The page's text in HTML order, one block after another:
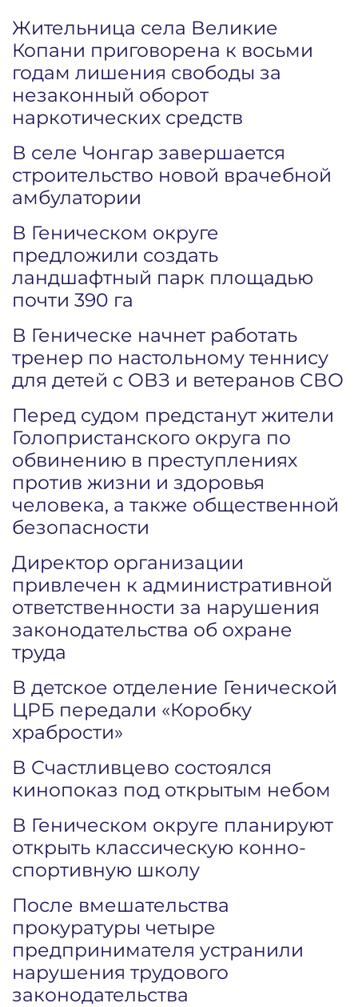
Жительница села Великие
Копани приговорена к восьми
годам лишения свободы за
незаконный оборот
наркотических средств
В селе Чонгар завершается
строительство новой врачебной
амбулатории
В Геническом округе
предложили создать
ландшафтный парк площадью
почти 390 га
В Геническе начнет работать
тренер по настольному теннису
для детей с ОВЗ и ветеранов СВО
Перед судом предстанут жители
Голопристанского округа по
обвинению в преступлениях
против жизни и здоровья
человека, а также общественной
безопасности
Директор организации
привлечен к административной
ответственности за нарушения
законодательства об охране
труда
В детское отделение Генической
ЦРБ передали «Коробку
храбрости»
В Счастливцево состоялся
кинопоказ под открытым небом
В Геническом округе планируют
открыть классическую конно-
спортивную школу
После вмешательства
прокуратуры четыре
предпринимателя устранили
нарушения трудового
законодательства